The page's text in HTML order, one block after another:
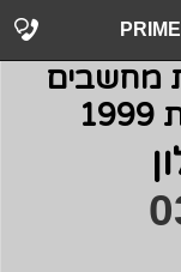
מחשבים